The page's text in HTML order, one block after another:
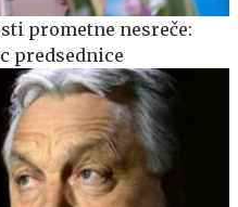
prometne nesreče:
predsednice